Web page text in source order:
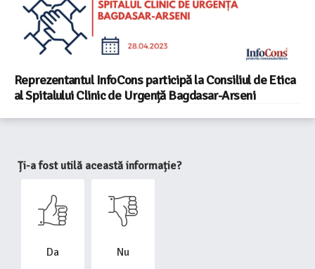
Reprezentantul InfoCons participă la Consiliul de Etica
al Spitalului Clinic de Urgență Bagdasar-Arseni
Ți-a fost utilă această informație?
Da Nu